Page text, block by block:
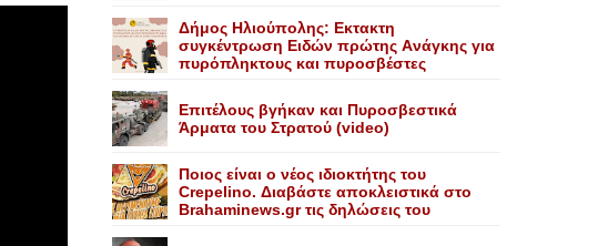
Δήμος Ηλιούπολης: Eκτακτη
συγκέντρωση Eιδών πρώτης Aνάγκης για
πυρόπληκτους και πυροσβέστες
Επιτέλους βγήκαν και Πυροσβεστικά
Άρματα του Στρατού (video)
Ποιος είναι ο νέος ιδιοκτήτης του
Crepelino. Διαβάστε αποκλειστικά στο
Brahaminews.gr τις δηλώσεις του